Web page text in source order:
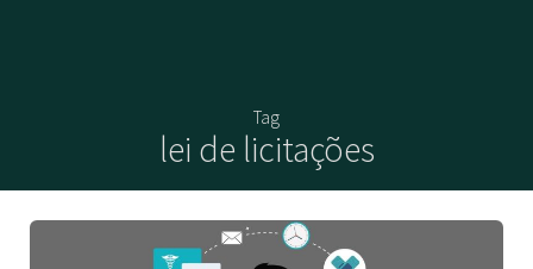
Tag
lei de licitações